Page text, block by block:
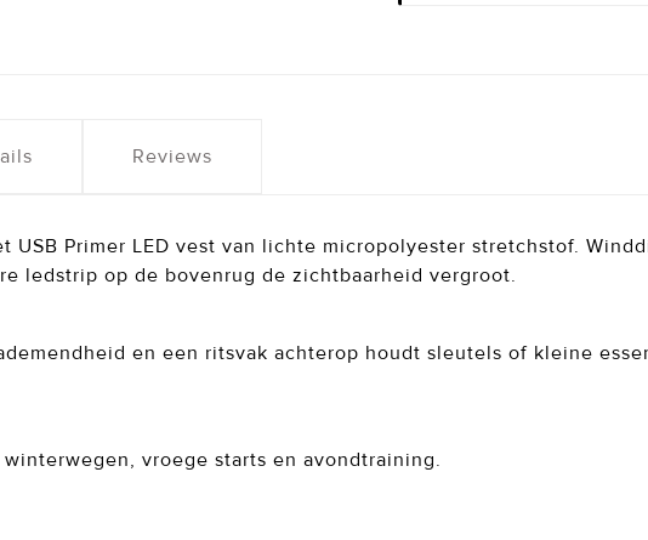
Reviews
Primer LED vest van lichte micropolyester stretchstof.
ledstrip op de bovenrug de zichtbaarheid vergroot.
en een ritsvak achterop houdt sleutels of kleine
vroege starts en avondtraining.